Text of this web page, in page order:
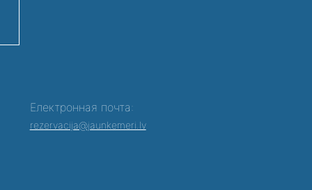
Електронная почта:
rezervacija@jaunkemeri.lv